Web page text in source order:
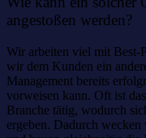
angestoßen werden?
Wir arbeiten viel mit Best-
wir dem Kunden ein
Management bereits
vorweisen kann. Oft ist
Branche tätig, wodurch
ergeben. Dadurch